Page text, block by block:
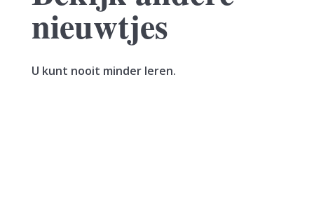
nieuwtjes
U kunt nooit minder leren.